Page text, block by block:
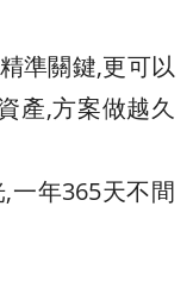
準關鍵,更可以
產,方案做越久
一年365天不間